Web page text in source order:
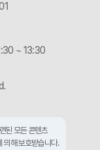
~ 13:30
된 모든 콘텐츠
의해 보호받습니다.